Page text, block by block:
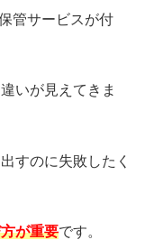
管サービスが付
いが見えてきま
すのに失敗したく
が重要です。